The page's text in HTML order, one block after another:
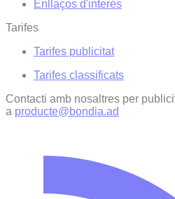
Enllaços d'interés
Tarifes
Tarifes publicitat
Tarifes classificats
Contacti amb nosaltres per
a producte@bondia.ad